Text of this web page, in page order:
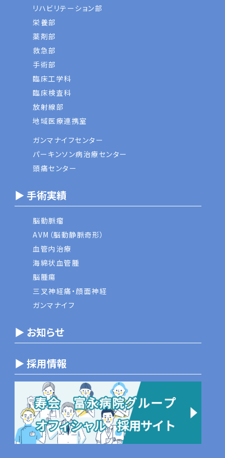
リハビリテーション部
栄養部
薬剤部
救急部
手術部
臨床工学科
臨床検査科
放射線部
地域医療連携室
ガンマナイフセンター
パーキンソン病治療センター
頭痛センター
▶ 手術実績
脳動脈瘤
AVM（脳動静脈奇形）
血管内治療
海綿状血管腫
脳腫瘍
三叉神経痛・顔面神経
ガンマナイフ
▶ お知らせ
▶ 採用情報